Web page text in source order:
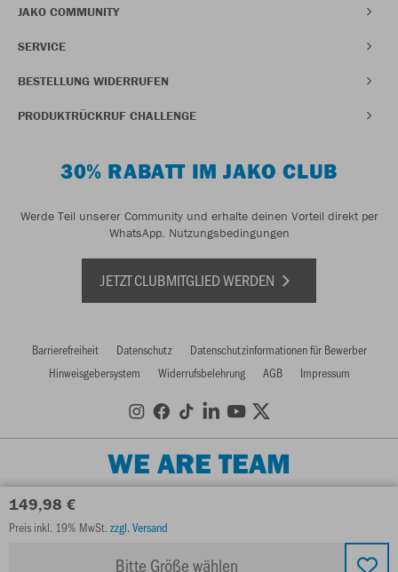
149,98 €
Preis inkl. 19% MwSt.zzgl. Versand
Bitte Größe wählen
JAKO COMMUNITY
SERVICE
BESTELLUNG WIDERRUFEN
PRODUKTRÜCKRUF CHALLENGE
30% RABATT IM JAKO CLUB
Werde Teil unserer Community und erhalte deinen Vorteil direkt per
WhatsApp. Nutzungsbedingungen
JETZT CLUBMITGLIED WERDEN
Barrierefreiheit Datenschutz
Datenschutzinformationen für Bewerber
Hinweisgebersystem
Widerrufsbelehrung AGB Impressum
WE ARE TEAM